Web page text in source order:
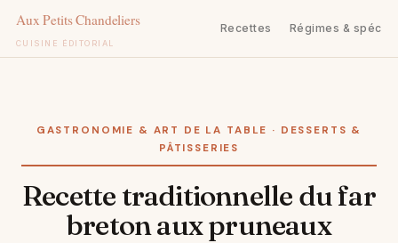
CUISINE ÉDITORIAL
Recettes Régimes &
GASTRONOMIE & ART DE LA TABLE · DESSERTS &
PÂTISSERIES
Recette traditionnelle du far
breton aux pruneaux